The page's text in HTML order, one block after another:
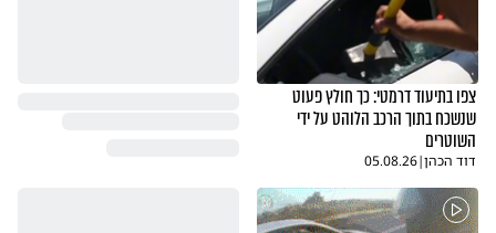
צפו בתיעוד דרמטי: כך חולץ פעוט
שנשכח בתוך הרכב הלוהט על ידי
השוטרים
דוד הכהן|
05.08.26